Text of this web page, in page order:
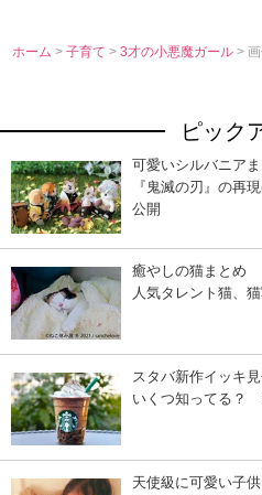
ホーム >子育て>3才の小悪魔ガール>
ピック
可愛いシルバニア
『鬼滅の刃』の再
公開
癒やしの猫まとめ
人気タレント猫、
スタバ新作イッキ見
いくつ知ってる？
天使級に可愛い子